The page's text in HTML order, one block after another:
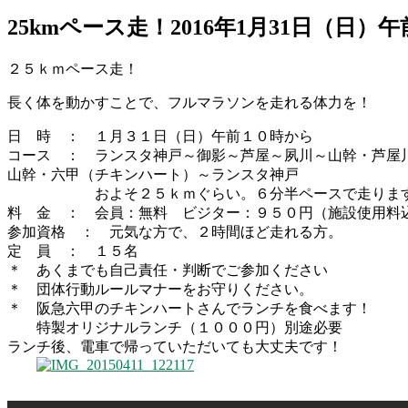
25kmペース走！2016年1月31日（日）午
２５ｋｍペース走！
長く体を動かすことで、フルマラソンを走れる体力を！
日 時 ： １月３１日（日）午前１０時から
コース ： ランスタ神戸～御影～芦屋～夙川～山幹・芦屋
山幹・六甲（チキンハート）～ランスタ神戸
およそ２５ｋｍぐらい。６分半ペースで走ります
料 金 ： 会員：無料 ビジター：９５０円（施設使用料
参加資格 ： 元気な方で、２時間ほど走れる方。
定 員 ： １５名
＊ あくまでも自己責任・判断でご参加ください
＊ 団体行動ルールマナーをお守りください。
＊ 阪急六甲のチキンハートさんでランチを食べます！
特製オリジナルランチ（１０００円）別途必要
ランチ後、電車で帰っていただいても大丈夫です！